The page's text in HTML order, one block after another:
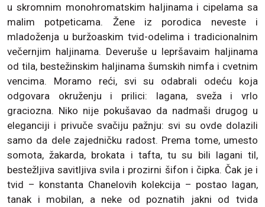
u skromnim monohromatskim haljinama i cipelama sa
malim potpeticama. Žene iz porodica neveste i
mladoženja u buržoaskim tvid-odelima i tradicionalnim
večernjim haljinama. Deveruše u lepršavaim haljinama
od tila, bestežinskim haljinama šumskih nimfa i cvetnim
vencima. Moramo reći, svi su odabrali odeću koja
odgovara okruženju i prilici: lagana, sveža i vrlo
graciozna. Niko nije pokušavao da nadmaši drugog u
eleganciji i privuče svačiju pažnju: svi su ovde dolazili
samo da dele zajedničku radost. Prema tome, umesto
somota, žakarda, brokata i tafta, tu su bili lagani til,
bestežljiva savitljiva svila i prozirni šifon i čipka. Čak je i
tvid – konstanta Chanelovih kolekcija – postao lagan,
tanak i mobilan, a neke od poznatih jakni od tvida